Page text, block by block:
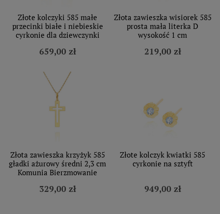
Złote kolczyki 585 małe
przecinki białe i niebieskie
cyrkonie dla dziewczynki
659,00 zł
Złota zawieszka wisiorek 585
prosta mała literka D
wysokość 1 cm
219,00 zł
Złota zawieszka krzyżyk 585
gładki ażurowy średni 2,3 cm
Komunia Bierzmowanie
329,00 zł
Złote kolczyk kwiatki 585
cyrkonie na sztyft
949,00 zł